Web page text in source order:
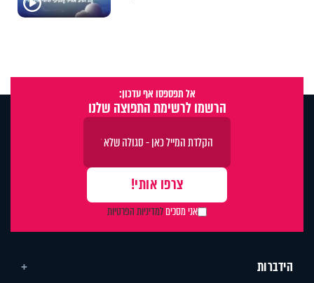
אל תפספסו אף עדכון:
הרשמו לרשימת התפוצה שלנו
אני מסכיםלמדיניות הפרטיות
הידברות